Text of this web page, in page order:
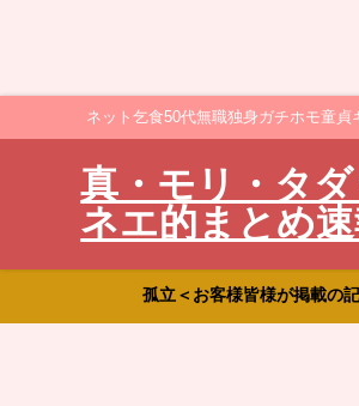
ネット乞食50代無職独身ガチホモ童
真・モリ・タ
ネエ的まとめ速
孤立＜お客様皆様が掲載の